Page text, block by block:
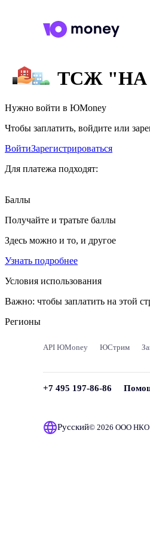
ТСЖ "НА
Нужно войти в ЮMoney
Чтобы заплатить, войдите или
ВойтиЗарегистрироваться
Для платежа подходят:
Баллы
Получайте и тратьте баллы
Здесь можно и то, и другое
Узнать подробнее
Условия использования
Важно: чтобы заплатить на этой
Регионы
API ЮMoney ЮСтрим
+7 495 197-86-86
Русский© 2026 ООО НКО